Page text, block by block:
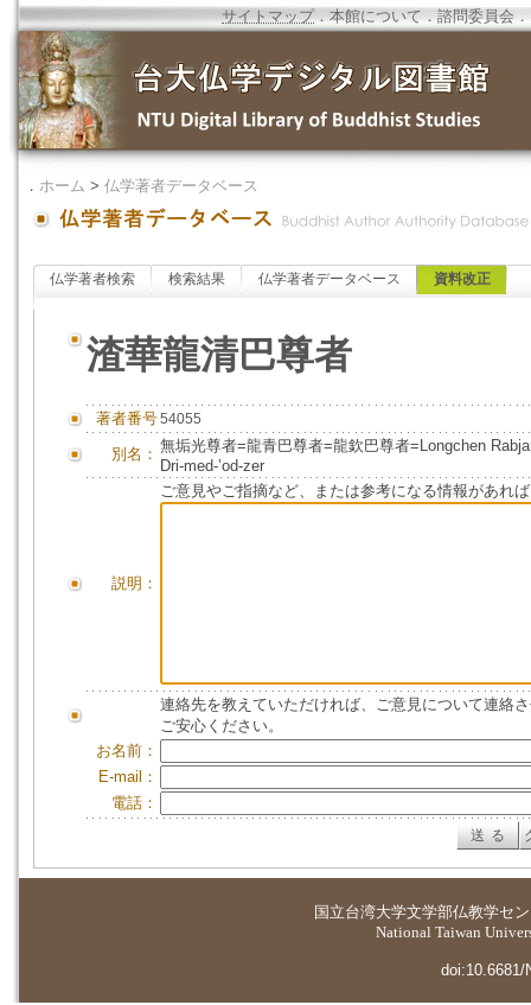
サイトマップ．本館について ．諮問委員会 ．
． ホーム > 仏学著者データベース
仏学著者検索 検索結果 仏学著者データベース 資料改正
渣華龍清巴尊者
著者番号54055
別名： 無垢光尊者=龍青巴尊者=龍欽巴尊者=Longchen
Dri-med-ʼod-zer
説明：
ご意見やご指摘など、または参考になる情報があれ
連絡先を教えていただければ、ご意見について連絡
ご安心ください。
お名前：
E-mail：
電話：
国立台湾大学文学部仏教学セ
National Taiwan
doi:10.6681/